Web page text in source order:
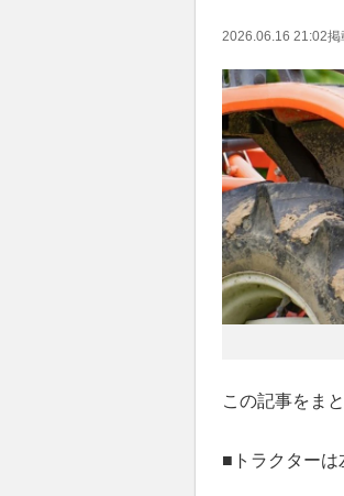
2026.06.16 21:02掲
この記事をま
■トラクターは